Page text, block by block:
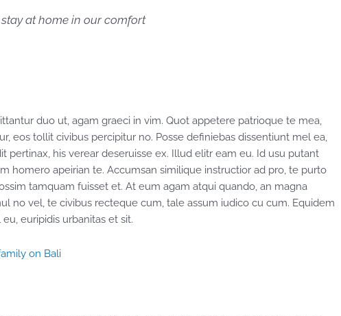
stay at home in our comfort
duo ut, agam graeci in vim. Quot appetere patrioque te mea,
eos tollit civibus percipitur no. Posse definiebas dissentiunt mel ea,
pertinax, his verear deseruisse ex. Illud elitr eam eu. Id usu putant
homero apeirian te. Accumsan similique instructior ad pro, te purto
tamquam fuisset et. At eum agam atqui quando, an magna
no vel, te civibus recteque cum, tale assum iudico cu cum. Equidem
euripidis urbanitas et sit.
on Bali